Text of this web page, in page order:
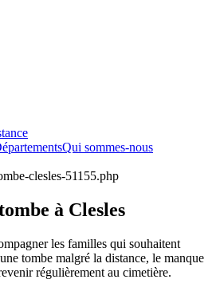
Qui sommes-nous
clesles-51155.php
à Clesles
les familles qui souhaitent
tombe malgré la distance, le manque
régulièrement au cimetière.